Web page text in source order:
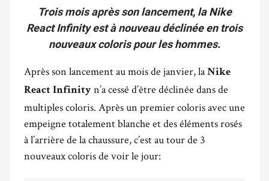
Trois mois après son lancement, la Nike
React Infinity est à nouveau déclinée en trois
nouveaux coloris pour les hommes.
Après son lancement au mois de janvier, laNike
React Infinity n’a cessé d’être déclinée dans de
multiples coloris. Après un premier coloris avec une
empeigne totalement blanche et des éléments rosés
à l’arrière de la chaussure, c’est au tour de 3
nouveaux coloris de voir le jour: